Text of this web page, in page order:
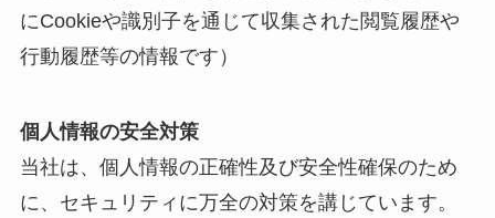
にCookieや識別子を通じて収集された閲覧履歴や
行動履歴等の情報です）
個人情報の安全対策
当社は、個人情報の正確性及び安全性確保のため
に、セキュリティに万全の対策を講じています。